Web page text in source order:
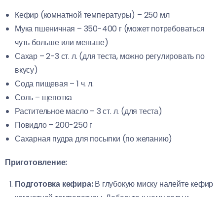
Кефир (комнатной температуры) – 250 мл
Мука пшеничная – 350-400 г (может потребоваться
чуть больше или меньше)
Сахар – 2-3 ст. л. (для теста, можно регулировать по
вкусу)
Сода пищевая – 1 ч. л.
Соль – щепотка
Растительное масло – 3 ст. л. (для теста)
Повидло – 200-250 г
Сахарная пудра для посыпки (по желанию)
Приготовление:
Подготовка кефира:В глубокую миску налейте кефир